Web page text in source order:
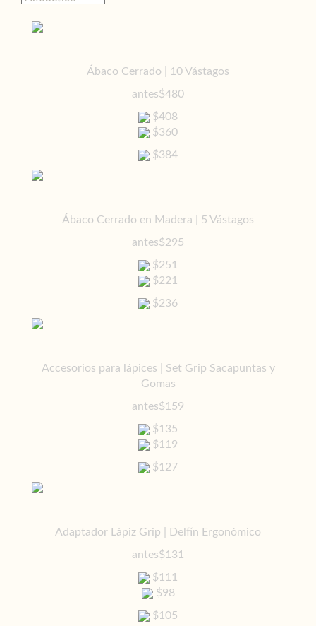
Ábaco Cerrado | 10 Vástagos
antes$480
$408
$360
$384
Ábaco Cerrado en Madera | 5 Vástagos
antes$295
$251
$221
$236
Accesorios para lápices | Set Grip Sacapuntas y
Gomas
antes$159
$135
$119
$127
Adaptador Lápiz Grip | Delfín Ergonómico
antes$131
$111
$98
$105